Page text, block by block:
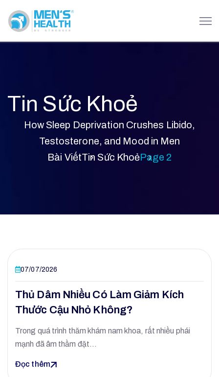
Tin Sức Khoẻ
How Sleep Deprivation Crushes Libido,
Testosterone, and Mood in Men
Bài ViếtTin Sức KhoẻPage 2
07/07/2026
Thủ Dâm Nhiều Có Làm Giảm Kích
Thước Cậu Nhỏ Không?
Trong quá trình thăm khám nam khoa, rất nhiều phái
mạnh đã âm thầm đặt…
Đọc thêm